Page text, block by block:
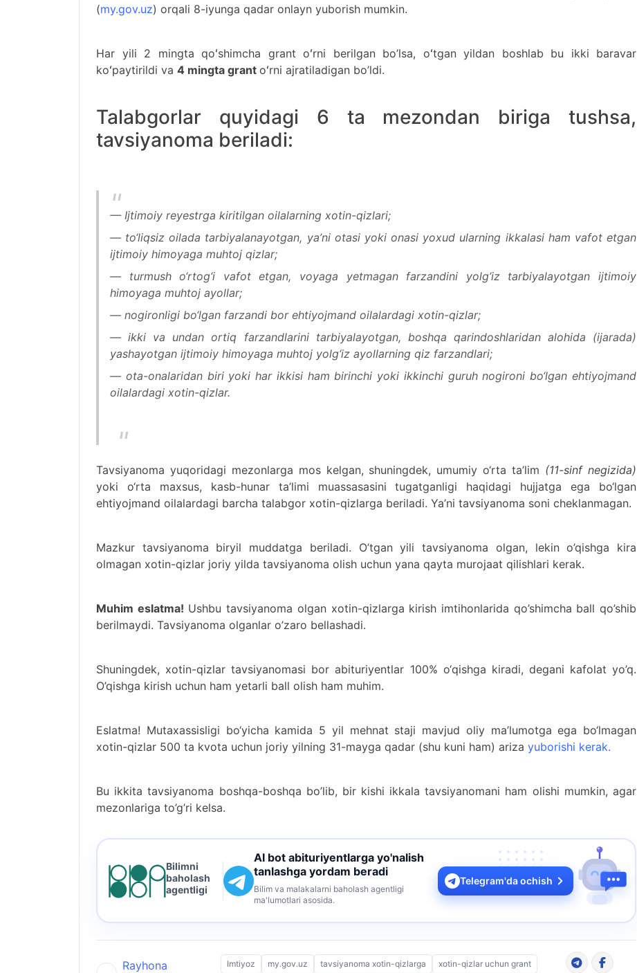
(my.gov.uz) orqali 8-iyunga qadar onlayn yuborish mumkin.
Har yili 2 mingta qoʻshimcha grant oʻrni berilgan bo’lsa, oʻtgan yildan boshlab bu ikki baravar
koʻpaytirildi va 4 mingta grant oʻrni ajratiladigan bo’ldi.
Talabgorlar quyidagi 6 ta mezondan biriga tushsa,
tavsiyanoma beriladi:
— Ijtimoiy reyestrga kiritilgan oilalarning xotin-qizlari;
— tо‘liqsiz oilada tarbiyalanayotgan, ya’ni otasi yoki onasi yoxud ularning ikkalasi ham vafot etgan
ijtimoiy himoyaga muhtoj qizlar;
— turmush о‘rtog‘i vafot etgan, voyaga yetmagan farzandini yolg‘iz tarbiyalayotgan ijtimoiy
himoyaga muhtoj ayollar;
— nogironligi bо‘lgan farzandi bor ehtiyojmand oilalardagi xotin-qizlar;
— ikki va undan ortiq farzandlarini tarbiyalayotgan, boshqa qarindoshlaridan alohida (ijarada)
yashayotgan ijtimoiy himoyaga muhtoj yolg‘iz ayollarning qiz farzandlari;
— ota-onalaridan biri yoki har ikkisi ham birinchi yoki ikkinchi guruh nogironi bо‘lgan ehtiyojmand
oilalardagi xotin-qizlar.
Tavsiyanoma yuqoridagi mezonlarga mos kelgan, shuningdek, umumiy о‘rta ta’lim (11-sinf negizida)
yoki о‘rta maxsus, kasb-hunar ta’limi muassasasini tugatganligi haqidagi hujjatga ega bо‘lgan
ehtiyojmand oilalardagi barcha talabgor xotin-qizlarga beriladi. Ya’ni tavsiyanoma soni cheklanmagan.
Mazkur tavsiyanoma biryil muddatga beriladi. O’tgan yili tavsiyanoma olgan, lekin o’qishga kira
olmagan xotin-qizlar joriy yilda tavsiyanoma olish uchun yana qayta murojaat qilishlari kerak.
Muhim eslatma! Ushbu tavsiyanoma olgan xotin-qizlarga kirish imtihonlarida qo’shimcha ball qo’shib
berilmaydi. Tavsiyanoma olganlar o’zaro bellashadi.
Shuningdek, xotin-qizlar tavsiyanomasi bor abituriyentlar 100% o‘qishga kiradi, degani kafolat yo’q.
O’qishga kirish uchun ham yetarli ball olish ham muhim.
Eslatma! Mutaxassisligi bo‘yicha kamida 5 yil mehnat staji mavjud oliy ma’lumotga ega bo‘lmagan
xotin-qizlar 500 ta kvota uchun joriy yilning 31-mayga qadar (shu kuni ham) ariza yuborishi kerak.
Bu ikkita tavsiyanoma boshqa-boshqa bo’lib, bir kishi ikkala tavsiyanomani ham olishi mumkin, agar
mezonlariga to’g’ri kelsa.
Bilimni
baholash
agentligi
AI bot abituriyentlarga yo'nalish
tanlashga yordam beradi
Bilim va malakalarni baholash agentligi
ma'lumotlari asosida.
Telegram'da ochish
Rayhona
Imtiyoz my.gov.uz tavsiyanoma xotin-qizlarga
xotin-qizlar uchun grant